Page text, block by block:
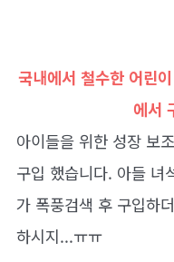
국내에서 철수한 어린
에서
아이들을 위한 성장 보
구입 했습니다. 아들 녀
가 폭풍검색 후 구입하
하시지...ㅠㅠ